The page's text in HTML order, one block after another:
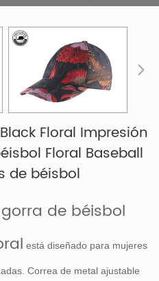
Floral Impresión
Floral Baseball
de béisbol
gorra de béisbol
está diseñado para mujeres
Correa de metal ajustable